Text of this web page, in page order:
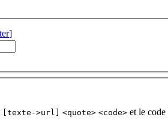
]
[texte->url] <quote> <code> et le